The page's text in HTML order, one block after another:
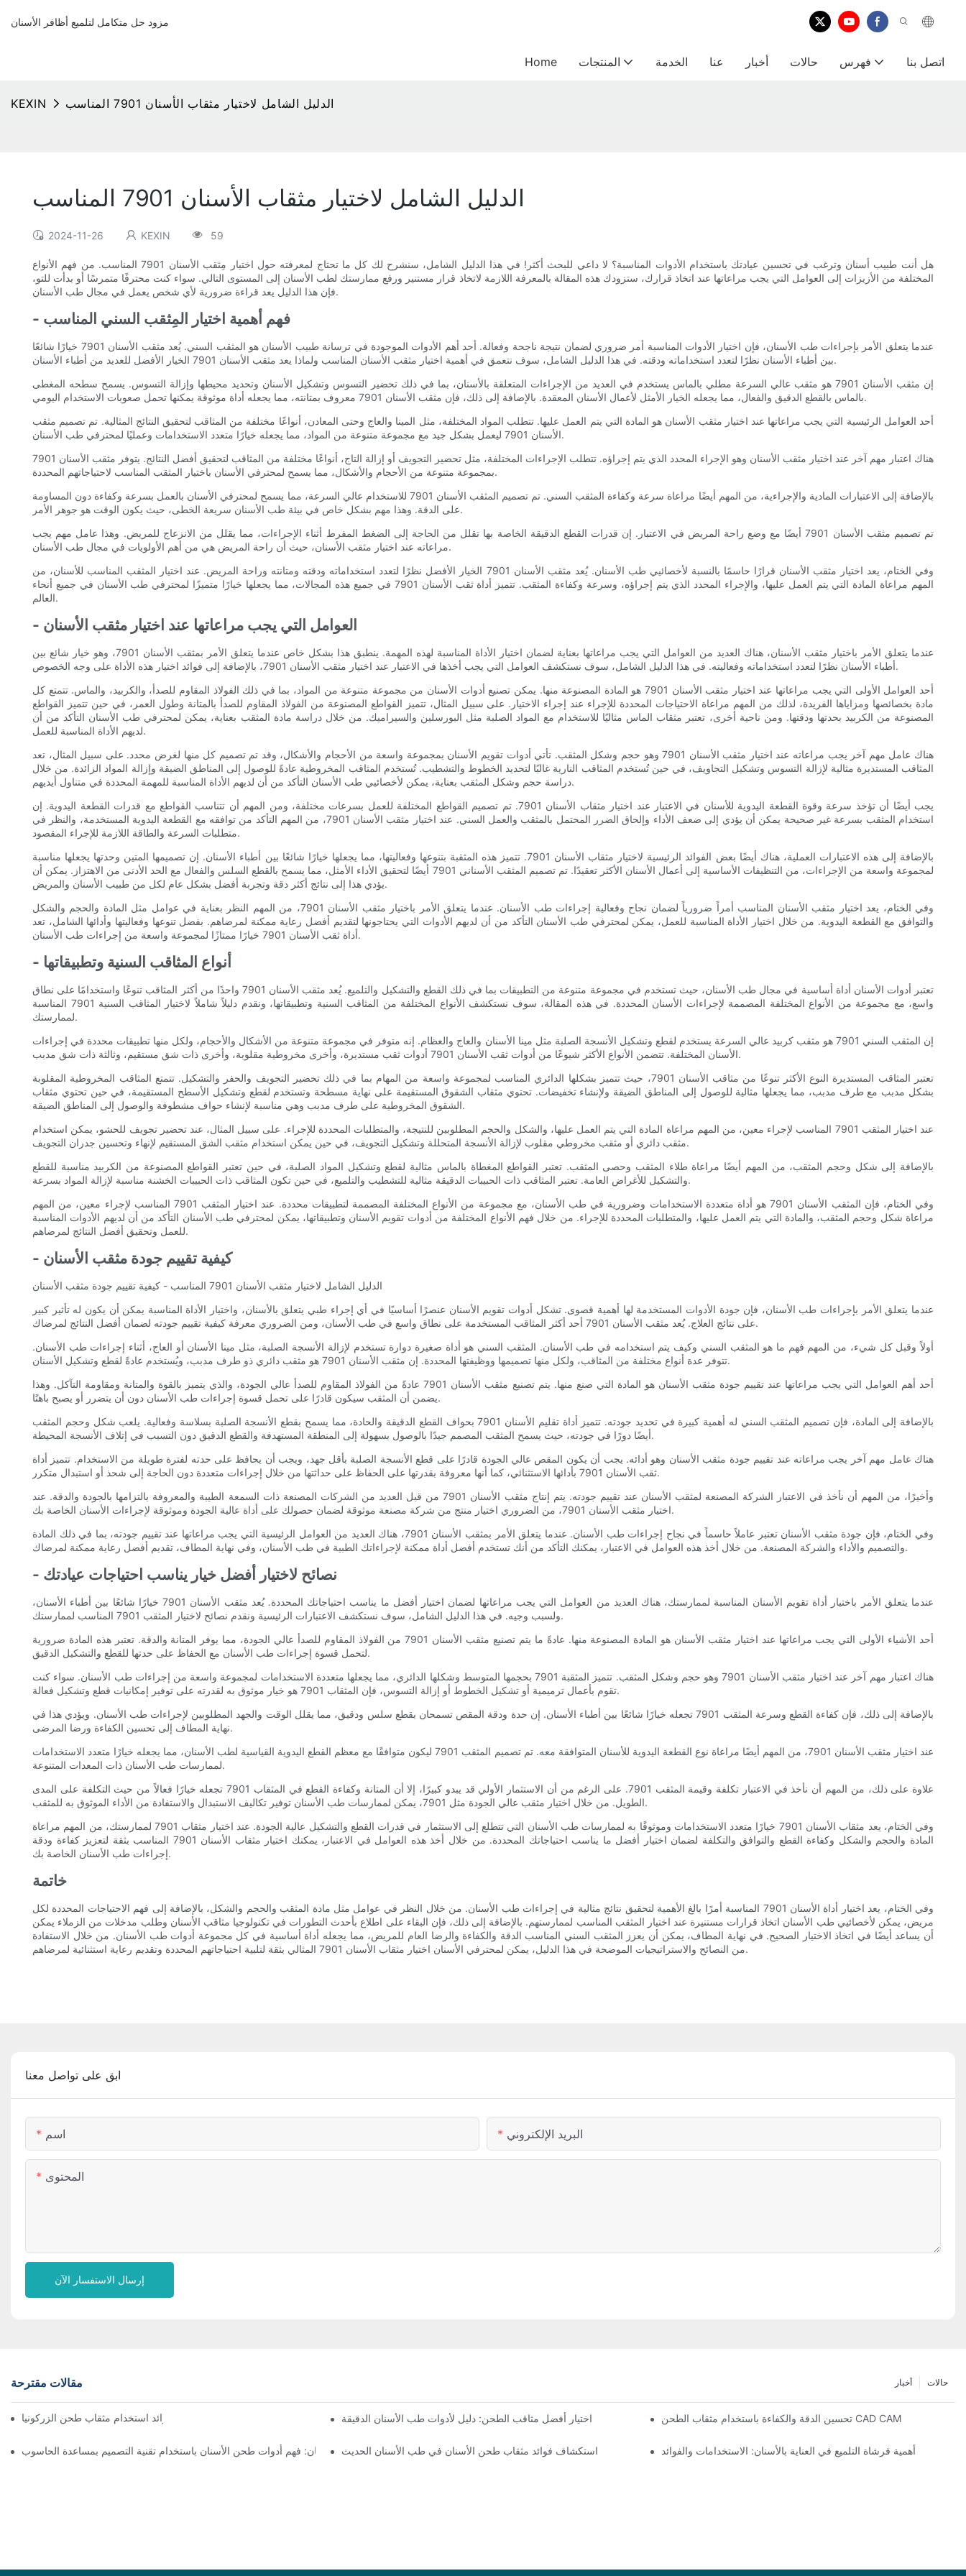
مزود حل متكامل لتلميع أظافر الأسنان
Home المنتجات الخدمة عنا أخبار حالات فهرس اتصل بنا
KEXIN الدليل الشامل لاختيار مثقاب الأسنان 7901 المناسب
الدليل الشامل لاختيار مثقاب الأسنان 7901 المناسب
2024-11-26 KEXIN 59
هل أنت طبيب أسنان وترغب في تحسين عيادتك باستخدام الأدوات المناسبة؟ لا داعي للبحث أكثر! في هذا الدليل الشامل، سنشرح لك كل ما تحتاج لمعرفته حول اختيار مِثقب الأسنان 7901 المناسب. من فهم الأنواع
المختلفة من الأزيزات إلى العوامل التي يجب مراعاتها عند اتخاذ قرارك، ستزودك هذه المقالة بالمعرفة اللازمة لاتخاذ قرار مستنير ورفع ممارستك لطب الأسنان إلى المستوى التالي. سواء كنت محترفًا متمرسًا أو بدأت للتو،
فإن هذا الدليل يعد قراءة ضرورية لأي شخص يعمل في مجال طب الأسنان.
- فهم أهمية اختيار المِثقب السني المناسب
عندما يتعلق الأمر بإجراءات طب الأسنان، فإن اختيار الأدوات المناسبة أمر ضروري لضمان نتيجة ناجحة وفعالة. أحد أهم الأدوات الموجودة في ترسانة طبيب الأسنان هو المثقب السني. يُعد مثقب الأسنان 7901 خيارًا شائعًا
بين أطباء الأسنان نظرًا لتعدد استخداماته ودقته. في هذا الدليل الشامل، سوف نتعمق في أهمية اختيار مثقب الأسنان المناسب ولماذا يعد مثقب الأسنان 7901 الخيار الأفضل للعديد من أطباء الأسنان.
إن مثقب الأسنان 7901 هو مثقب عالي السرعة مطلي بالماس يستخدم في العديد من الإجراءات المتعلقة بالأسنان، بما في ذلك تحضير التسوس وتشكيل الأسنان وتحديد محيطها وإزالة التسوس. يسمح سطحه المغطى
بالماس بالقطع الدقيق والفعال، مما يجعله الخيار الأمثل لأعمال الأسنان المعقدة. بالإضافة إلى ذلك، فإن مثقب الأسنان 7901 معروف بمتانته، مما يجعله أداة موثوقة يمكنها تحمل صعوبات الاستخدام اليومي.
أحد العوامل الرئيسية التي يجب مراعاتها عند اختيار مثقب الأسنان هو المادة التي يتم العمل عليها. تتطلب المواد المختلفة، مثل المينا والعاج وحتى المعادن، أنواعًا مختلفة من المثاقب لتحقيق النتائج المثالية. تم تصميم مثقب
الأسنان 7901 ليعمل بشكل جيد مع مجموعة متنوعة من المواد، مما يجعله خيارًا متعدد الاستخدامات وعمليًا لمحترفي طب الأسنان.
هناك اعتبار مهم آخر عند اختيار مثقب الأسنان وهو الإجراء المحدد الذي يتم إجراؤه. تتطلب الإجراءات المختلفة، مثل تحضير التجويف أو إزالة التاج، أنواعًا مختلفة من المثاقب لتحقيق أفضل النتائج. يتوفر مثقب الأسنان 7901
بمجموعة متنوعة من الأحجام والأشكال، مما يسمح لمحترفي الأسنان باختيار المثقب المناسب لاحتياجاتهم المحددة.
بالإضافة إلى الاعتبارات المادية والإجراءية، من المهم أيضًا مراعاة سرعة وكفاءة المثقب السني. تم تصميم المثقب الأسنان 7901 للاستخدام عالي السرعة، مما يسمح لمحترفي الأسنان بالعمل بسرعة وكفاءة دون المساومة
على الدقة. وهذا مهم بشكل خاص في بيئة طب الأسنان سريعة الخطى، حيث يكون الوقت هو جوهر الأمر.
تم تصميم مثقب الأسنان 7901 أيضًا مع وضع راحة المريض في الاعتبار. إن قدرات القطع الدقيقة الخاصة بها تقلل من الحاجة إلى الضغط المفرط أثناء الإجراءات، مما يقلل من الانزعاج للمريض. وهذا عامل مهم يجب
مراعاته عند اختيار مثقب الأسنان، حيث أن راحة المريض هي من أهم الأولويات في مجال طب الأسنان.
وفي الختام، يعد اختيار مثقب الأسنان قرارًا حاسمًا بالنسبة لأخصائيي طب الأسنان. يُعد مثقب الأسنان 7901 الخيار الأفضل نظرًا لتعدد استخداماته ودقته ومتانته وراحة المريض. عند اختيار المثقب المناسب للأسنان، من
المهم مراعاة المادة التي يتم العمل عليها، والإجراء المحدد الذي يتم إجراؤه، وسرعة وكفاءة المثقب. تتميز أداة ثقب الأسنان 7901 في جميع هذه المجالات، مما يجعلها خيارًا متميزًا لمحترفي طب الأسنان في جميع أنحاء
العالم.
- العوامل التي يجب مراعاتها عند اختيار مثقب الأسنان
عندما يتعلق الأمر باختيار مثقب الأسنان، هناك العديد من العوامل التي يجب مراعاتها بعناية لضمان اختيار الأداة المناسبة لهذه المهمة. ينطبق هذا بشكل خاص عندما يتعلق الأمر بمثقب الأسنان 7901، وهو خيار شائع بين
أطباء الأسنان نظرًا لتعدد استخداماته وفعاليته. في هذا الدليل الشامل، سوف نستكشف العوامل التي يجب أخذها في الاعتبار عند اختيار مثقب الأسنان 7901، بالإضافة إلى فوائد اختيار هذه الأداة على وجه الخصوص.
أحد العوامل الأولى التي يجب مراعاتها عند اختيار مثقب الأسنان 7901 هو المادة المصنوعة منها. يمكن تصنيع أدوات الأسنان من مجموعة متنوعة من المواد، بما في ذلك الفولاذ المقاوم للصدأ، والكربيد، والماس. تتمتع كل
مادة بخصائصها ومزاياها الفريدة، لذلك من المهم مراعاة الاحتياجات المحددة للإجراء عند إجراء الاختيار. على سبيل المثال، تتميز القواطع المصنوعة من الفولاذ المقاوم للصدأ بالمتانة وطول العمر، في حين تتميز القواطع
المصنوعة من الكربيد بحدتها ودقتها. ومن ناحية أخرى، تعتبر مثقاب الماس مثاليًا للاستخدام مع المواد الصلبة مثل البورسلين والسيراميك. من خلال دراسة مادة المثقب بعناية، يمكن لمحترفي طب الأسنان التأكد من أن
لديهم الأداة المناسبة للعمل.
هناك عامل مهم آخر يجب مراعاته عند اختيار مثقب الأسنان 7901 وهو حجم وشكل المثقب. تأتي أدوات تقويم الأسنان بمجموعة واسعة من الأحجام والأشكال، وقد تم تصميم كل منها لغرض محدد. على سبيل المثال، تعد
المثاقب المستديرة مثالية لإزالة التسوس وتشكيل التجاويف، في حين تُستخدم المثاقب النارية غالبًا لتحديد الخطوط والتشطيب. تُستخدم المثاقب المخروطية عادةً للوصول إلى المناطق الضيقة وإزالة المواد الزائدة. من خلال
دراسة حجم وشكل المثقب بعناية، يمكن لأخصائيي طب الأسنان التأكد من أن لديهم الأداة المناسبة للمهمة المحددة في متناول أيديهم.
يجب أيضًا أن تؤخذ سرعة وقوة القطعة اليدوية للأسنان في الاعتبار عند اختيار مثقاب الأسنان 7901. تم تصميم القواطع المختلفة للعمل بسرعات مختلفة، ومن المهم أن تتناسب القواطع مع قدرات القطعة اليدوية. إن
استخدام المثقب بسرعة غير صحيحة يمكن أن يؤدي إلى ضعف الأداء وإلحاق الضرر المحتمل بالمثقب والعمل السني. عند اختيار مثقب الأسنان 7901، من المهم التأكد من توافقه مع القطعة اليدوية المستخدمة، والنظر في
متطلبات السرعة والطاقة اللازمة للإجراء المقصود.
بالإضافة إلى هذه الاعتبارات العملية، هناك أيضًا بعض الفوائد الرئيسية لاختيار مثقاب الأسنان 7901. تتميز هذه المثقبة بتنوعها وفعاليتها، مما يجعلها خيارًا شائعًا بين أطباء الأسنان. إن تصميمها المتين وحدتها يجعلها مناسبة
لمجموعة واسعة من الإجراءات، من التنظيفات الأساسية إلى أعمال الأسنان الأكثر تعقيدًا. تم تصميم المثقب الأسناني 7901 أيضًا لتحقيق الأداء الأمثل، مما يسمح بالقطع السلس والفعال مع الحد الأدنى من الاهتزاز. يمكن أن
يؤدي هذا إلى نتائج أكثر دقة وتجربة أفضل بشكل عام لكل من طبيب الأسنان والمريض.
وفي الختام، يعد اختيار مثقب الأسنان المناسب أمراً ضرورياً لضمان نجاح وفعالية إجراءات طب الأسنان. عندما يتعلق الأمر باختيار مثقب الأسنان 7901، من المهم النظر بعناية في عوامل مثل المادة والحجم والشكل
والتوافق مع القطعة اليدوية. من خلال اختيار الأداة المناسبة للعمل، يمكن لمحترفي طب الأسنان التأكد من أن لديهم الأدوات التي يحتاجونها لتقديم أفضل رعاية ممكنة لمرضاهم. بفضل تنوعها وفعاليتها وأدائها الشامل، تعد
أداة ثقب الأسنان 7901 خيارًا ممتازًا لمجموعة واسعة من إجراءات طب الأسنان.
- أنواع المثاقب السنية وتطبيقاتها
تعتبر أدوات الأسنان أداة أساسية في مجال طب الأسنان، حيث تستخدم في مجموعة متنوعة من التطبيقات بما في ذلك القطع والتشكيل والتلميع. يُعد مثقب الأسنان 7901 واحدًا من أكثر المثاقب تنوعًا واستخدامًا على نطاق
واسع، مع مجموعة من الأنواع المختلفة المصممة لإجراءات الأسنان المحددة. في هذه المقالة، سوف نستكشف الأنواع المختلفة من المثاقب السنية وتطبيقاتها، ونقدم دليلاً شاملاً لاختيار المثاقب السنية 7901 المناسبة
لممارستك.
إن المثقب السني 7901 هو مثقب كربيد عالي السرعة يستخدم لقطع وتشكيل الأنسجة الصلبة مثل مينا الأسنان والعاج والعظام. إنه متوفر في مجموعة متنوعة من الأشكال والأحجام، ولكل منها تطبيقات محددة في إجراءات
الأسنان المختلفة. تتضمن الأنواع الأكثر شيوعًا من أدوات ثقب الأسنان 7901 أدوات ثقب مستديرة، وأخرى مخروطية مقلوبة، وأخرى ذات شق مستقيم، وثالثة ذات شق مدبب.
تعتبر المثاقب المستديرة النوع الأكثر تنوعًا من مثاقب الأسنان 7901، حيث تتميز بشكلها الدائري المناسب لمجموعة واسعة من المهام بما في ذلك تحضير التجويف والحفر والتشكيل. تتمتع المثاقب المخروطية المقلوبة
بشكل مدبب مع طرف مدبب، مما يجعلها مثالية للوصول إلى المناطق الضيقة ولإنشاء تخفيضات. تحتوي مثقاب الشقوق المستقيمة على نهاية مسطحة وتستخدم لقطع وتشكيل الأسطح المستقيمة، في حين تحتوي مثقاب
الشقوق المخروطية على طرف مدبب وهي مناسبة لإنشاء حواف مشطوفة والوصول إلى المناطق الضيقة.
عند اختيار المثقب 7901 المناسب لإجراء معين، من المهم مراعاة المادة التي يتم العمل عليها، والشكل والحجم المطلوبين للنتيجة، والمتطلبات المحددة للإجراء. على سبيل المثال، عند تحضير تجويف للحشو، يمكن استخدام
مثقب دائري أو مثقب مخروطي مقلوب لإزالة الأنسجة المتحللة وتشكيل التجويف، في حين يمكن استخدام مثقب الشق المستقيم لإنهاء وتحسين جدران التجويف.
بالإضافة إلى شكل وحجم المثقب، من المهم أيضًا مراعاة طلاء المثقب وحصى المثقب. تعتبر القواطع المغطاة بالماس مثالية لقطع وتشكيل المواد الصلبة، في حين تعتبر القواطع المصنوعة من الكربيد مناسبة للقطع
والتشكيل للأغراض العامة. تعتبر المثاقب ذات الحبيبات الدقيقة مثالية للتشطيب والتلميع، في حين تكون المثاقب ذات الحبيبات الخشنة مناسبة لإزالة المواد بسرعة.
وفي الختام، فإن المثقب الأسنان 7901 هو أداة متعددة الاستخدامات وضرورية في طب الأسنان، مع مجموعة من الأنواع المختلفة المصممة لتطبيقات محددة. عند اختيار المثقب 7901 المناسب لإجراء معين، من المهم
مراعاة شكل وحجم المثقب، والمادة التي يتم العمل عليها، والمتطلبات المحددة للإجراء. من خلال فهم الأنواع المختلفة من أدوات تقويم الأسنان وتطبيقاتها، يمكن لمحترفي طب الأسنان التأكد من أن لديهم الأدوات المناسبة
للعمل وتحقيق أفضل النتائج لمرضاهم.
- كيفية تقييم جودة مثقب الأسنان
الدليل الشامل لاختيار مثقب الأسنان 7901 المناسب - كيفية تقييم جودة مثقب الأسنان
عندما يتعلق الأمر بإجراءات طب الأسنان، فإن جودة الأدوات المستخدمة لها أهمية قصوى. تشكل أدوات تقويم الأسنان عنصرًا أساسيًا في أي إجراء طبي يتعلق بالأسنان، واختيار الأداة المناسبة يمكن أن يكون له تأثير كبير
على نتائج العلاج. يُعد مثقب الأسنان 7901 أحد أكثر المثاقب المستخدمة على نطاق واسع في طب الأسنان، ومن الضروري معرفة كيفية تقييم جودته لضمان أفضل النتائج لمرضاك.
أولاً وقبل كل شيء، من المهم فهم ما هو المثقب السني وكيف يتم استخدامه في طب الأسنان. المثقب السني هو أداة صغيرة دوارة تستخدم لإزالة الأنسجة الصلبة، مثل مينا الأسنان أو العاج، أثناء إجراءات طب الأسنان.
تتوفر عدة أنواع مختلفة من المثاقب، ولكل منها تصميمها ووظيفتها المحددة. إن مثقب الأسنان 7901 هو مثقب دائري ذو طرف مدبب، ويُستخدم عادةً لقطع وتشكيل الأسنان.
أحد أهم العوامل التي يجب مراعاتها عند تقييم جودة مثقب الأسنان هو المادة التي صنع منها. يتم تصنيع مثقب الأسنان 7901 عادةً من الفولاذ المقاوم للصدأ عالي الجودة، والذي يتميز بالقوة والمتانة ومقاومة التآكل. وهذا
يضمن أن المثقب سيكون قادرًا على تحمل قسوة إجراءات طب الأسنان دون أن يتضرر أو يصبح باهتًا.
بالإضافة إلى المادة، فإن تصميم المثقب السني له أهمية كبيرة في تحديد جودته. تتميز أداة تقليم الأسنان 7901 بحواف القطع الدقيقة والحادة، مما يسمح بقطع الأنسجة الصلبة بسلاسة وفعالية. يلعب شكل وحجم المثقب
أيضًا دورًا في جودته، حيث يسمح المثقب المصمم جيدًا بالوصول بسهولة إلى المنطقة المستهدفة والقطع الدقيق دون التسبب في إتلاف الأنسجة المحيطة.
هناك عامل مهم آخر يجب مراعاته عند تقييم جودة مثقب الأسنان وهو أدائه. يجب أن يكون المقص عالي الجودة قادرًا على قطع الأنسجة الصلبة بأقل جهد، ويجب أن يحافظ على حدته لفترة طويلة من الاستخدام. تتميز أداة
ثقب الأسنان 7901 بأدائها الاستثنائي، كما أنها معروفة بقدرتها على الحفاظ على حداثتها من خلال إجراءات متعددة دون الحاجة إلى شحذ أو استبدال متكرر.
وأخيرًا، من المهم أن نأخذ في الاعتبار الشركة المصنعة لمثقب الأسنان عند تقييم جودته. يتم إنتاج مثقب الأسنان 7901 من قبل العديد من الشركات المصنعة ذات السمعة الطيبة والمعروفة بالتزامها بالجودة والدقة. عند
اختيار مثقب الأسنان 7901، من الضروري اختيار منتج من شركة مصنعة موثوقة لضمان حصولك على أداة عالية الجودة وموثوقة لإجراءات الأسنان الخاصة بك.
وفي الختام، فإن جودة مثقب الأسنان تعتبر عاملاً حاسماً في نجاح إجراءات طب الأسنان. عندما يتعلق الأمر بمثقب الأسنان 7901، هناك العديد من العوامل الرئيسية التي يجب مراعاتها عند تقييم جودته، بما في ذلك المادة
والتصميم والأداء والشركة المصنعة. من خلال أخذ هذه العوامل في الاعتبار، يمكنك التأكد من أنك تستخدم أفضل أداة ممكنة لإجراءاتك الطبية في طب الأسنان، وفي نهاية المطاف، تقديم أفضل رعاية ممكنة لمرضاك.
- نصائح لاختيار أفضل خيار يناسب احتياجات عيادتك
عندما يتعلق الأمر باختيار أداة تقويم الأسنان المناسبة لممارستك، هناك العديد من العوامل التي يجب مراعاتها لضمان اختيار أفضل ما يناسب احتياجاتك المحددة. يُعد مثقب الأسنان 7901 خيارًا شائعًا بين أطباء الأسنان،
ولسبب وجيه. في هذا الدليل الشامل، سوف نستكشف الاعتبارات الرئيسية ونقدم نصائح لاختيار المثقب 7901 المناسب لممارستك.
أحد الأشياء الأولى التي يجب مراعاتها عند اختيار مثقب الأسنان هو المادة المصنوعة منها. عادةً ما يتم تصنيع مثقب الأسنان 7901 من الفولاذ المقاوم للصدأ عالي الجودة، مما يوفر المتانة والدقة. تعتبر هذه المادة ضرورية
لتحمل قسوة إجراءات طب الأسنان مع الحفاظ على حدتها للقطع والتشكيل الدقيق.
هناك اعتبار مهم آخر عند اختيار مثقب الأسنان 7901 وهو حجم وشكل المثقب. تتميز المثقبة 7901 بحجمها المتوسط وشكلها الدائري، مما يجعلها متعددة الاستخدامات لمجموعة واسعة من إجراءات طب الأسنان. سواء كنت
تقوم بأعمال ترميمية أو تشكيل الخطوط أو إزالة التسوس، فإن المثقاب 7901 هو خيار موثوق به لقدرته على توفير إمكانيات قطع وتشكيل فعالة.
بالإضافة إلى ذلك، فإن كفاءة القطع وسرعة المثقب 7901 تجعله خيارًا شائعًا بين أطباء الأسنان. إن حدة ودقة المقص تسمحان بقطع سلس ودقيق، مما يقلل الوقت والجهد المطلوبين لإجراءات طب الأسنان. ويؤدي هذا في
نهاية المطاف إلى تحسين الكفاءة ورضا المرضى.
عند اختيار مثقب الأسنان 7901، من المهم أيضًا مراعاة نوع القطعة اليدوية للأسنان المتوافقة معه. تم تصميم المثقب 7901 ليكون متوافقًا مع معظم القطع اليدوية القياسية لطب الأسنان، مما يجعله خيارًا متعدد الاستخدامات
لممارسات طب الأسنان ذات المعدات المتنوعة.
علاوة على ذلك، من المهم أن نأخذ في الاعتبار تكلفة وقيمة المثقب 7901. على الرغم من أن الاستثمار الأولي قد يبدو كبيرًا، إلا أن المتانة وكفاءة القطع في المثقاب 7901 تجعله خيارًا فعالاً من حيث التكلفة على المدى
الطويل. من خلال اختيار مثقب عالي الجودة مثل 7901، يمكن لممارسات طب الأسنان توفير تكاليف الاستبدال والاستفادة من الأداء الموثوق به للمثقب.
وفي الختام، يعد مثقاب الأسنان 7901 خيارًا متعدد الاستخدامات وموثوقًا به لممارسات طب الأسنان التي تتطلع إلى الاستثمار في قدرات القطع والتشكيل عالية الجودة. عند اختيار مثقاب 7901 لممارستك، من المهم مراعاة
المادة والحجم والشكل وكفاءة القطع والتوافق والتكلفة لضمان اختيار أفضل ما يناسب احتياجاتك المحددة. من خلال أخذ هذه العوامل في الاعتبار، يمكنك اختيار مثقاب الأسنان 7901 المناسب بثقة لتعزيز كفاءة ودقة
إجراءات طب الأسنان الخاصة بك.
خاتمة
وفي الختام، يعد اختيار أداة الأسنان 7901 المناسبة أمرًا بالغ الأهمية لتحقيق نتائج مثالية في إجراءات طب الأسنان. من خلال النظر في عوامل مثل مادة المثقب والحجم والشكل، بالإضافة إلى فهم الاحتياجات المحددة لكل
مريض، يمكن لأخصائيي طب الأسنان اتخاذ قرارات مستنيرة عند اختيار المثقب المناسب لممارستهم. بالإضافة إلى ذلك، فإن البقاء على اطلاع بأحدث التطورات في تكنولوجيا مثاقب الأسنان وطلب مدخلات من الزملاء يمكن
أن يساعد أيضًا في اتخاذ الاختيار الصحيح. في نهاية المطاف، يمكن أن يعزز المثقب السني المناسب الدقة والكفاءة والرضا العام للمريض، مما يجعله أداة أساسية في كل مجموعة أدوات طب الأسنان. من خلال الاستفادة
من النصائح والاستراتيجيات الموضحة في هذا الدليل، يمكن لمحترفي الأسنان اختيار مثقاب الأسنان 7901 المثالي بثقة لتلبية احتياجاتهم المحددة وتقديم رعاية استثنائية لمرضاهم.
ابق على تواصل معنا
اسم البريد الإلكتروني
المحتوى
إرسال الاستفسار الآن
مقالات مقترحة حالات أخبار
تعظيم الدقة: فوائد استخدام مثقاب طحن الزركونيا اختيار أفضل مثاقب الطحن: دليل لأدوات طب الأسنان الدقيقة تحسين الدقة والكفاءة باستخدام مثقاب الطحن CAD CAM
مفتاح الدقة في طب الأسنان: فهم أدوات طحن الأسنان باستخدام تقنية التصميم بمساعدة الحاسوب (CAD/CAM)
استكشاف فوائد مثقاب طحن الأسنان في طب الأسنان الحديث أهمية فرشاة التلميع في العناية بالأسنان: الاستخدامات والفوائد